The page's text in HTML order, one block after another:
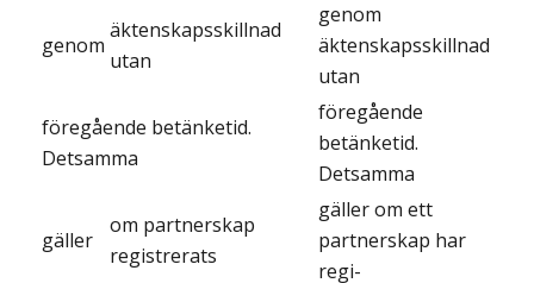
genom
äktenskapsskillnad
utan
genom
äktenskapsskillnad
utan
föregående betänketid.
Detsamma
föregående
betänketid.
Detsamma
gäller
om partnerskap
registrerats
gäller om ett
partnerskap har
regi-